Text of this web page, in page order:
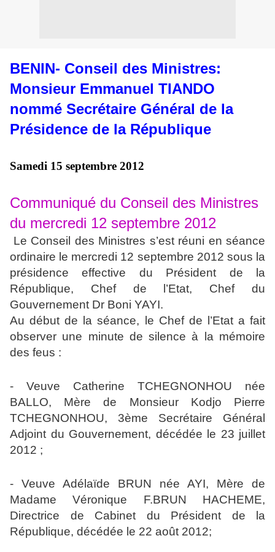
BENIN- Conseil des Ministres:
Monsieur Emmanuel TIANDO
nommé Secrétaire Général de la
Présidence de la République
Samedi 15 septembre 2012
Communiqué du Conseil des Ministres
du mercredi 12 septembre 2012
Le Conseil des Ministres s’est réuni en séance
ordinaire le mercredi 12 septembre 2012 sous la
présidence effective du Président de la
République, Chef de l’Etat, Chef du
Gouvernement Dr Boni YAYI.
Au début de la séance, le Chef de l’Etat a fait
observer une minute de silence à la mémoire
des feus :
- Veuve Catherine TCHEGNONHOU née
BALLO, Mère de Monsieur Kodjo Pierre
TCHEGNONHOU, 3ème Secrétaire Général
Adjoint du Gouvernement, décédée le 23 juillet
2012 ;
- Veuve Adélaïde BRUN née AYI, Mère de
Madame Véronique F.BRUN HACHEME,
Directrice de Cabinet du Président de la
République, décédée le 22 août 2012;